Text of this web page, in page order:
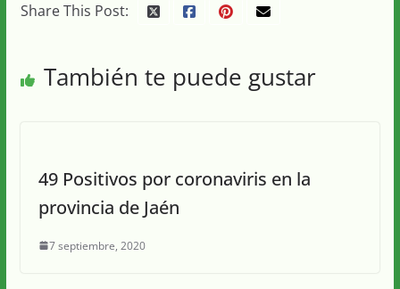
Share This Post:
También te puede gustar
49 Positivos por coronaviris en la
provincia de Jaén
7 septiembre, 2020